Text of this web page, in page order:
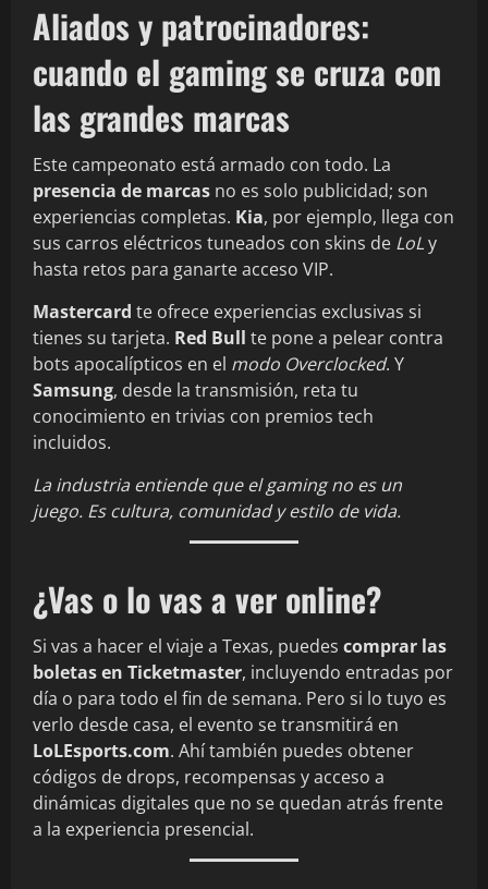
Aliados y patrocinadores:
cuando el gaming se cruza con
las grandes marcas
Este campeonato está armado con todo. La
presencia de marcas no es solo publicidad; son
experiencias completas. Kia, por ejemplo, llega con
sus carros eléctricos tuneados con skins de LoLy
hasta retos para ganarte acceso VIP.
Mastercard te ofrece experiencias exclusivas si
tienes su tarjeta. Red Bull te pone a pelear contra
bots apocalípticos en el modo Overclocked. Y
Samsung, desde la transmisión, reta tu
conocimiento en trivias con premios tech
incluidos.
La industria entiende que el gaming no es un
juego. Es cultura, comunidad y estilo de vida.
¿Vas o lo vas a ver online?
Si vas a hacer el viaje a Texas, puedes comprar las
boletas en Ticketmaster, incluyendo entradas por
día o para todo el fin de semana. Pero si lo tuyo es
verlo desde casa, el evento se transmitirá en
LoLEsports.com. Ahí también puedes obtener
códigos de drops, recompensas y acceso a
dinámicas digitales que no se quedan atrás frente
a la experiencia presencial.